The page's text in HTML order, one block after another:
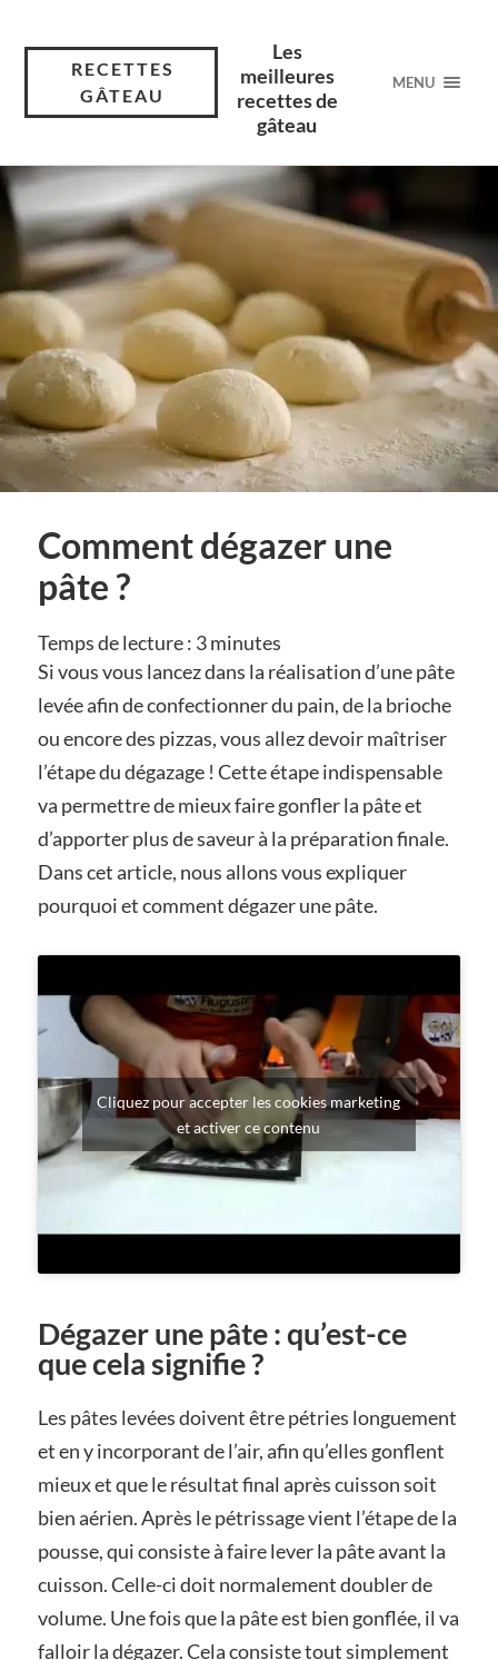
RECETTES
GÂTEAU
Les
meilleures
recettes de
gâteau
MENU
Comment dégazer une
pâte ?
Temps de lecture : 3 minutes
Si vous vous lancez dans la réalisation d’une pâte
levée afin de confectionner du pain, de la brioche
ou encore des pizzas, vous allez devoir maîtriser
l’étape du dégazage ! Cette étape indispensable
va permettre de mieux faire gonfler la pâte et
d’apporter plus de saveur à la préparation finale.
Dans cet article, nous allons vous expliquer
pourquoi et comment dégazer une pâte.
Cliquez pour accepter les cookies marketing
et activer ce contenu
Dégazer une pâte : qu’est-ce
que cela signifie ?
Les pâtes levées doivent être pétries longuement
et en y incorporant de l’air, afin qu’elles gonflent
mieux et que le résultat final après cuisson soit
bien aérien. Après le pétrissage vient l’étape de la
pousse, qui consiste à faire lever la pâte avant la
cuisson. Celle-ci doit normalement doubler de
volume. Une fois que la pâte est bien gonflée, il va
falloir la dégazer. Cela consiste tout simplement